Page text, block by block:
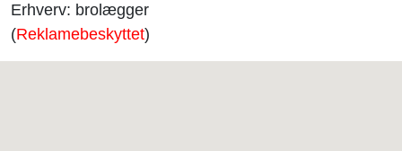
Erhverv: brolægger
(Reklamebeskyttet)